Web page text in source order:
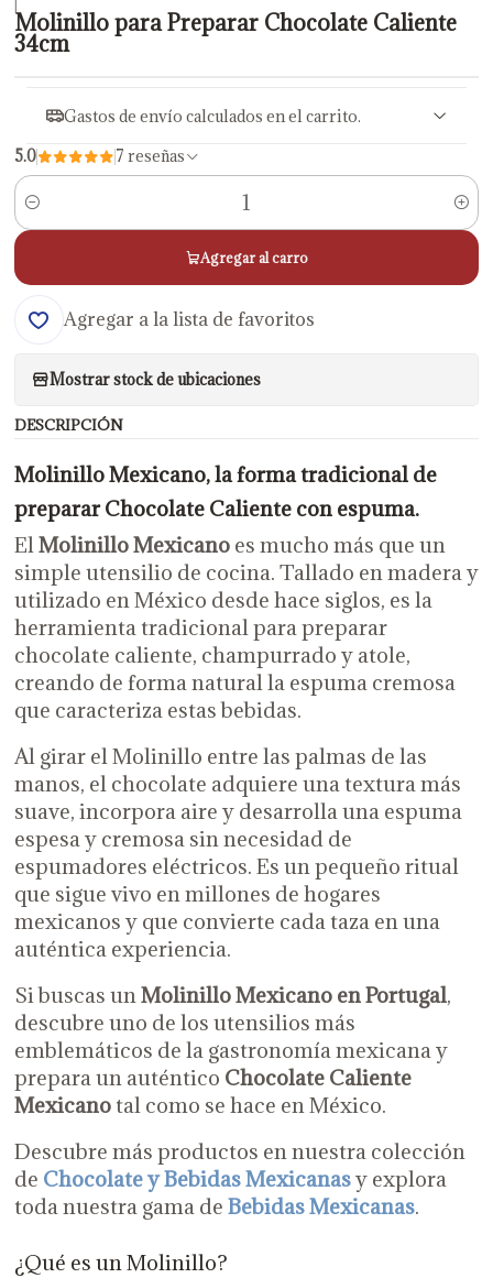
|
Molinillo para Preparar Chocolate Caliente
34cm
Gastos de envío calculados en el carrito.
5.0 7 reseñas
Cantidad
Agregar al carro
Agregar a la lista de favoritos
Mostrar stock de ubicaciones
DESCRIPCIÓN
Molinillo Mexicano, la forma tradicional de
preparar Chocolate Caliente con espuma.
ElMolinillo Mexicanoes mucho más que un
simple utensilio de cocina. Tallado en madera y
utilizado en México desde hace siglos, es la
herramienta tradicional para preparar
chocolate caliente, champurrado y atole,
creando de forma natural la espuma cremosa
que caracteriza estas bebidas.
Al girar el Molinillo entre las palmas de las
manos, el chocolate adquiere una textura más
suave, incorpora aire y desarrolla una espuma
espesa y cremosa sin necesidad de
espumadores eléctricos. Es un pequeño ritual
que sigue vivo en millones de hogares
mexicanos y que convierte cada taza en una
auténtica experiencia.
Si buscas unMolinillo Mexicano en Portugal,
descubre uno de los utensilios más
emblemáticos de la gastronomía mexicana y
prepara un auténtico Chocolate Caliente
Mexicanotal como se hace en México.
Descubre más productos en nuestra colección
de Chocolate y Bebidas Mexicanasy explora
toda nuestra gama de Bebidas Mexicanas.
¿Qué es un Molinillo?